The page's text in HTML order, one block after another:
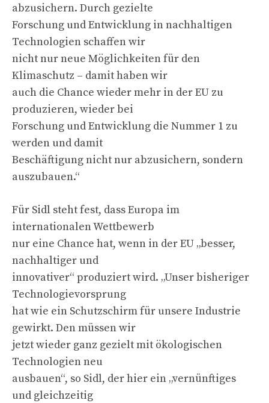
abzusichern. Durch gezielte
Forschung und Entwicklung in nachhaltigen
Technologien schaffen wir
nicht nur neue Möglichkeiten für den
Klimaschutz – damit haben wir
auch die Chance wieder mehr in der EU zu
produzieren, wieder bei
Forschung und Entwicklung die Nummer 1 zu
werden und damit
Beschäftigung nicht nur abzusichern, sondern
auszubauen.“
Für Sidl steht fest, dass Europa im
internationalen Wettbewerb
nur eine Chance hat, wenn in der EU „besser,
nachhaltiger und
innovativer“ produziert wird. „Unser bisheriger
Technologievorsprung
hat wie ein Schutzschirm für unsere Industrie
gewirkt. Den müssen wir
jetzt wieder ganz gezielt mit ökologischen
Technologien neu
ausbauen“, so Sidl, der hier ein „vernünftiges
und gleichzeitig